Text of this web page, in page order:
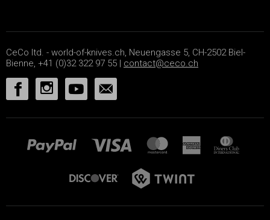
CeCo ltd. - world-of-knives.ch, Neuengasse 5, CH-2502 Biel-
Bienne, +41 (0)32 322 97 55 | contact@ceco.ch